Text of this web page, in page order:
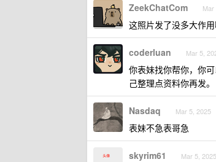
ZeekChatCom
这照片发了没多大作
coderluan Mar 5,
你表妹找你帮你，你
己整理点资料你再发。
Nasdaq Mar 5, 2025
表妹不急表哥急
skyrim61 Mar 5, 2025